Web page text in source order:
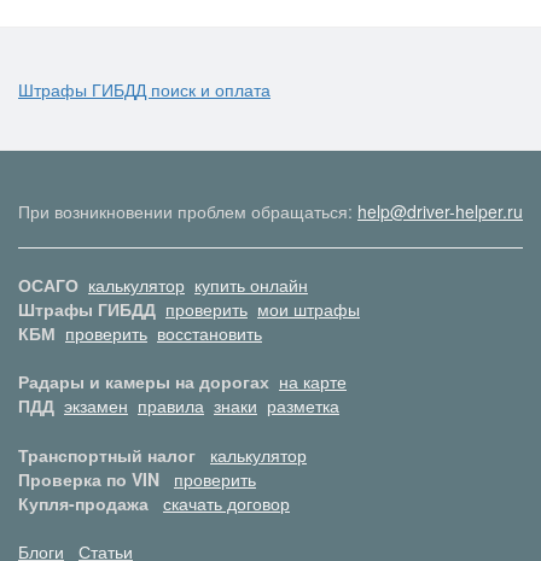
Штрафы ГИБДД поиск и оплата
При возникновении проблем обращаться: help@driver-helper.ru
ОСАГО калькулятор купить онлайн
Штрафы ГИБДД проверить мои штрафы
КБМ проверить восстановить
Радары и камеры на дорогах на карте
ПДД экзамен правила знаки разметка
Транспортный налог
калькулятор
Проверка по VIN
проверить
Купля-продажа скачать договор
Блоги
Статьи